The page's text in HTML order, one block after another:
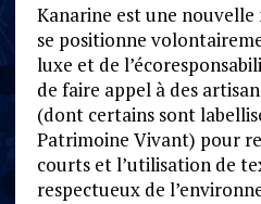
Kanarine est une
se positionne
luxe et de
de faire appel à des
(dont certains sont
Patrimoine Vivant) pour
courts et l’utilisation de
respectueux de